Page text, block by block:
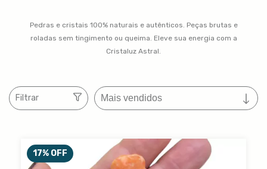
Pedras e cristais 100% naturais e autênticos. Peças brutas e
roladas sem tingimento ou queima. Eleve sua energia com a
Cristaluz Astral.
Filtrar
17% OFF